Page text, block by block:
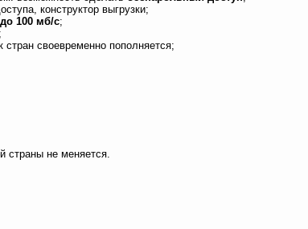
конструктор выгрузки;
100 мб/с;
своевременно пополняется;
страны не меняется.